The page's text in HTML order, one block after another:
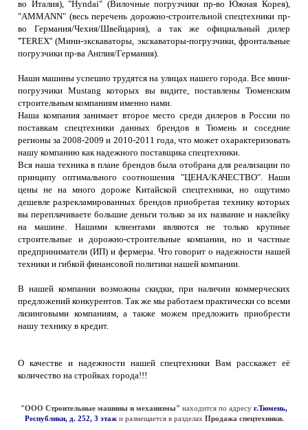
во Италия), "Hyndai" (Вилочные погрузчики пр-во Южная Корея),
"AMMANN" (весь перечень дорожно-строительной спецтехники пр-
во Германия/Чехия/Швейцария), а так же официальный дилер
''TEREX'' (Мини-экскаваторы, экскаваторы-погрузчики, фронтальные
погрузчики пр-ва Англия/Германия).
Наши машины успешно трудятся на улицах нашего города. Все мини-
погрузчики Mustang которых вы видите, поставлены Тюменским
строительным компаниям именно нами.
Наша компания занимает второе место среди дилеров в России по
поставкам спецтехники данных брендов в Тюмень и соседние
регионы за 2008-2009 и 2010-2011 года, что может охарактеризовать
нашу компанию как надежного поставщика спецтехники.
Вся наша техника в плане брендов была отобрана для реализации по
принципу оптимального соотношения "ЦЕНА/КАЧЕСТВО". Наши
цены не на много дороже Китайской спецтехники, но ощутимо
дешевле разрекламированных брендов приобретая технику которых
вы переплачиваете большие деньги только за их название и наклейку
на машине. Нашими клиентами являются не только крупные
строительные и дорожно-строительные компании, но и частные
предприниматели (ИП) и фермеры. Что говорит о надежности нашей
техники и гибкой финансовой политики нашей компании.
В нашей компании возможны скидки, при наличии коммерческих
предложений конкурентов. Так же мы работаем практически со всеми
лизинговыми компаниям, а также можем предложить приобрести
нашу технику в кредит.
О качестве и надежности нашей спецтехники Вам расскажет её
количество на стройках города!!!
"ООО Строительные машины и механизмы" находится по адресу г.Тюмень,
Республики, д. 252, 3 этажи размещается в разделах Продажа спецтехники.